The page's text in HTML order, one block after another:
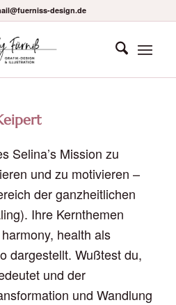
design.de
Selina’s Mission zu
und zu motivieren –
der ganzheitlichen
Ihre Kernthemen
health als
dargestellt. Wußtest du,
und der
und Wandlung